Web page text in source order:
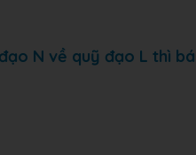
N về quỹ đạo L thì